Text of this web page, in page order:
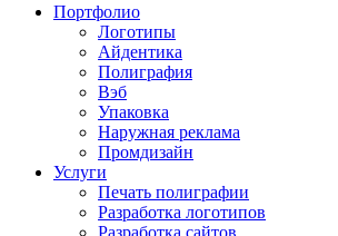
Портфолио
Логотипы
Айдентика
Полиграфия
Вэб
Упаковка
Наружная реклама
Промдизайн
Услуги
Печать полиграфии
Разработка логотипов
Разработка сайтов